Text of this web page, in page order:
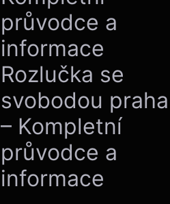
průvodce a
informace
Rozlučka se
svobodou praha
– Kompletní
průvodce a
informace